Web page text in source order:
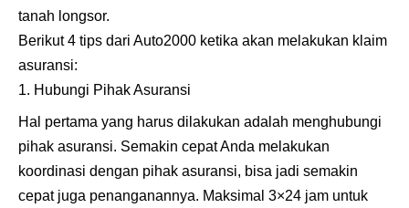
tanah longsor.
Berikut 4 tips dari Auto2000 ketika akan melakukan klaim
asuransi:
Hubungi Pihak Asuransi
Hal pertama yang harus dilakukan adalah menghubungi
pihak asuransi. Semakin cepat Anda melakukan
koordinasi dengan pihak asuransi, bisa jadi semakin
cepat juga penanganannya. Maksimal 3×24 jam untuk